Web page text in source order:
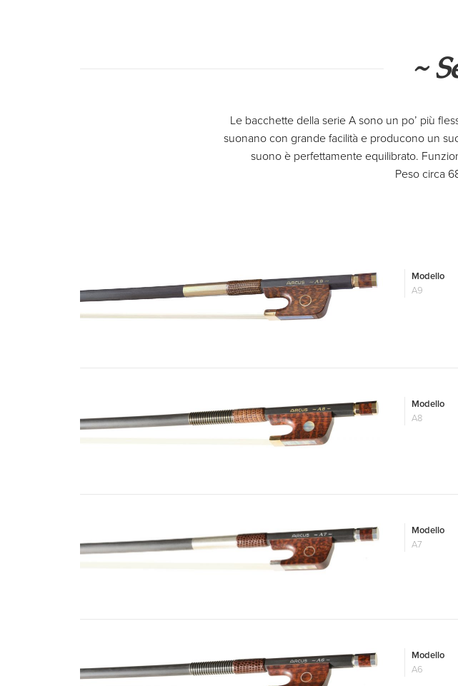
~
Le bacchette della serie A sono un po’ più
suonano con grande facilità e producono un
suono è perfettamente equilibrato.
Peso circa
Modello
A9
Modello
A8
Modello
A7
Modello
A6